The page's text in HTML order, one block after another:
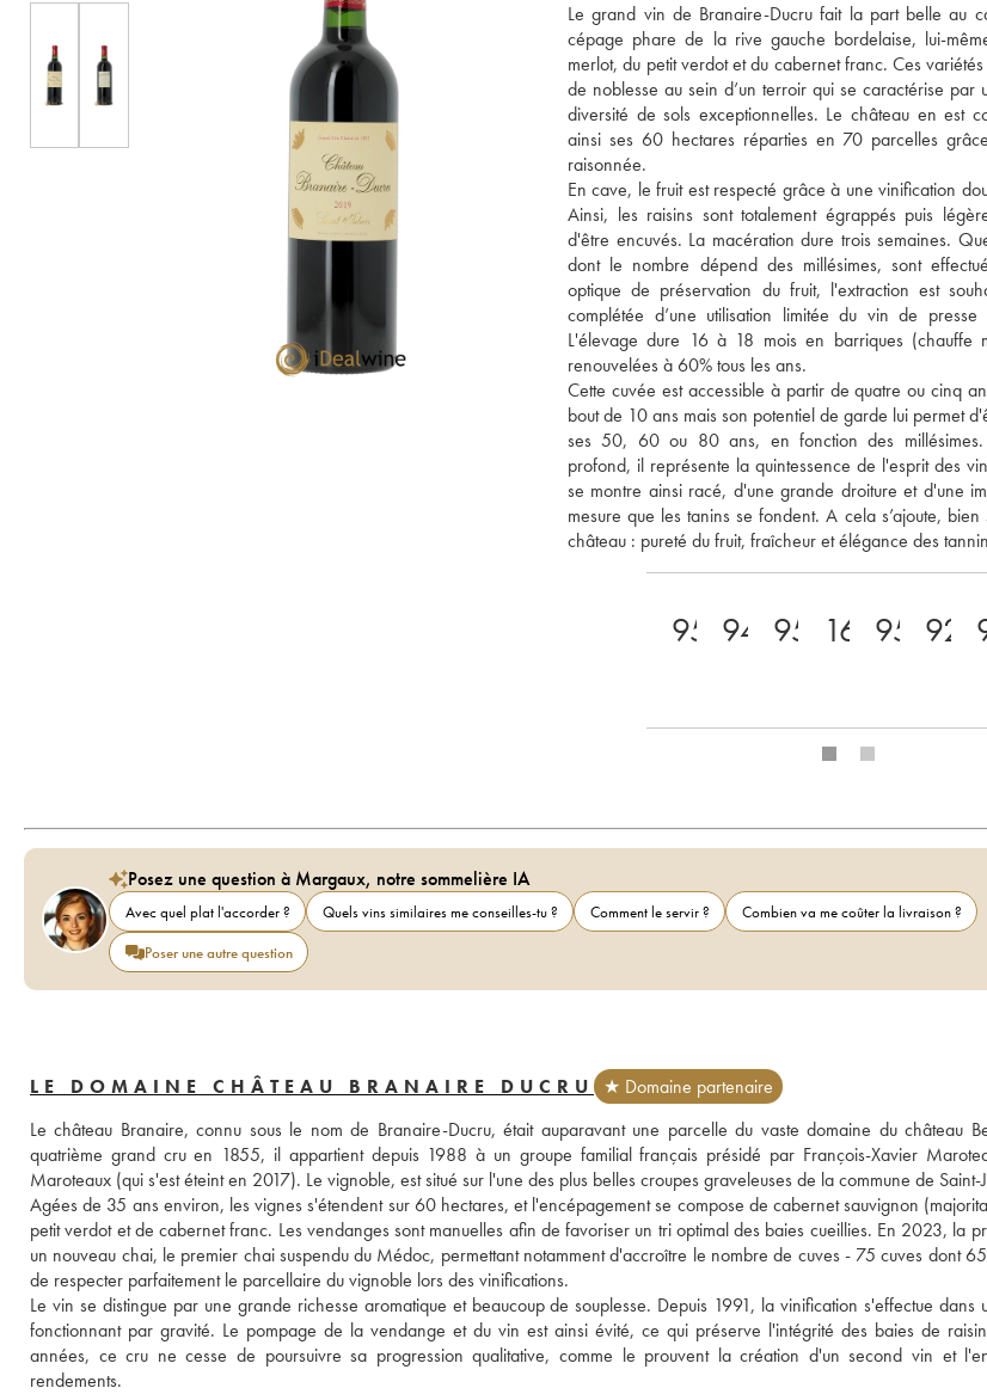
Le grand vin de Branaire-Ducru fait la part belle au
cépage phare de la rive gauche bordelaise, lui-
merlot, du petit verdot et du cabernet franc. Ces
de noblesse au sein d’un terroir qui se caractérise par
diversité de sols exceptionnelles. Le château en est
ainsi ses 60 hectares réparties en 70 parcelles
raisonnée.
En cave, le fruit est respecté grâce à une vinification
Ainsi, les raisins sont totalement égrappés puis
d'être encuvés. La macération dure trois semaines.
dont le nombre dépend des millésimes, sont
optique de préservation du fruit, l'extraction est
complétée d’une utilisation limitée du vin de presse
L'élevage dure 16 à 18 mois en barriques (chauffe
renouvelées à 60% tous les ans.
Cette cuvée est accessible à partir de quatre ou cinq
bout de 10 ans mais son potentiel de garde lui permet
ses 50, 60 ou 80 ans, en fonction des millésimes.
profond, il représente la quintessence de l'esprit des
se montre ainsi racé, d'une grande droiture et d'une
mesure que les tanins se fondent. A cela s’ajoute,
château : pureté du fruit, fraîcheur et élégance des
95 94 95 16 95 92
Posez une question à Margaux, notre sommelière IA
Avec quel plat l'accorder ? Quels vins similaires me conseilles-tu ? Comment le servir ?
Combien va me coûter la livraison ?
Poser une autre question
LE DOMAINE CHÂTEAU BRANAIRE DUCRU
★ Domaine partenaire
Le château Branaire, connu sous le nom de Branaire-Ducru, était auparavant une parcelle du vaste domaine du château
quatrième grand cru en 1855, il appartient depuis 1988 à un groupe familial français présidé par François-Xavier
Maroteaux (qui s'est éteint en 2017). Le vignoble, est situé sur l'une des plus belles croupes graveleuses de la commune de Saint-
Agées de 35 ans environ, les vignes s'étendent sur 60 hectares, et l'encépagement se compose de cabernet sauvignon
petit verdot et de cabernet franc. Les vendanges sont manuelles afin de favoriser un tri optimal des baies cueillies. En 2023, la
un nouveau chai, le premier chai suspendu du Médoc, permettant notamment d'accroître le nombre de cuves - 75 cuves dont
de respecter parfaitement le parcellaire du vignoble lors des vinifications.
Le vin se distingue par une grande richesse aromatique et beaucoup de souplesse. Depuis 1991, la vinification s'effectue dans
fonctionnant par gravité. Le pompage de la vendange et du vin est ainsi évité, ce qui préserve l'intégrité des baies de
années, ce cru ne cesse de poursuivre sa progression qualitative, comme le prouvent la création d'un second vin et
rendements.